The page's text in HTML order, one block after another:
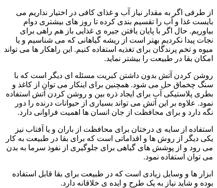
از طرفی اگر به مقدار نیاز آب و غذای کافی در اختیار نداریم می
بایست غذا و آب را تقسیم بندی کرده تا روز های بیشتری دوام
بیاوریم. حال اگر با پایان یافتن جیره ی غذایی باز هم راهی برای
نجات پیدا نکردیم بهتر است از ریشه گیاهانی که می شناسیم و یا
میوه و تخم پرندگان برای تغذیه استفاده کنیم. این راهکار ها می تواند
امکان بقا در طبیعت را بیشتر نماید.
روشن کردن آتش بدون داشتن کبریت مسئله ای دیگر است که با
سنگ چخماق حل می شود. همچنین برای اینکار می توان از کاغذ و
بطری پلاستیکی آب برای ایجاد ذره بین و روشن کردن آتش استفاده
نمود. علاوه بر این آتش می تواند بسیاری از حیوانات درنده را دور
نگه دارد و برای محافظت از جان انسان ها اهمیت فراوانی دارد.
استفاده از سایه ی درختان برای محافظت از باران و یا آفتاب نیز
یکی دیگر از روش ها و اقداماتی است که برای بقا در طبیعت به کار
می رود و از پوشش های گیاهی برای جلوگیری از نفوذ سرما به بدن
می توان استفاده نمود.
ابزار ها و وسایل زیادی است که در طبیعت برای بقا قابل استفاده
بوده و شاید نیاز به یک طرح و ایده ی خلاقانه دارد.